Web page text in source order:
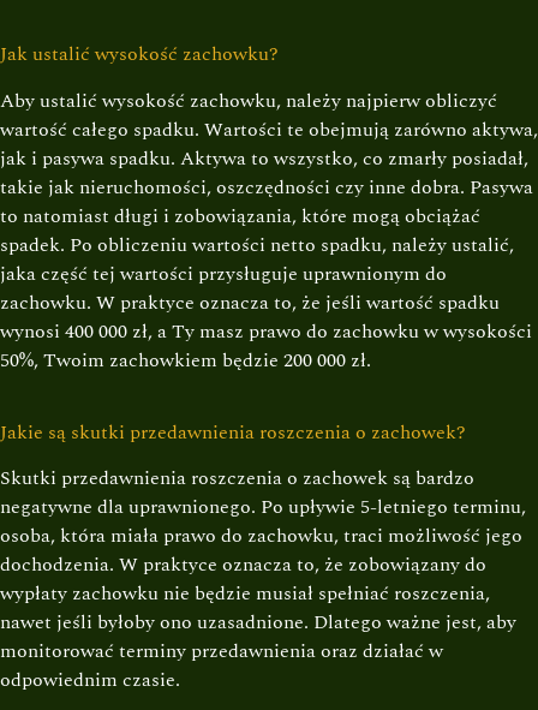
Jak ustalić wysokość zachowku?
Aby ustalić wysokość zachowku, należy najpierw obliczyć
wartość całego spadku. Wartości te obejmują zarówno aktywa,
jak i pasywa spadku. Aktywa to wszystko, co zmarły posiadał,
takie jak nieruchomości, oszczędności czy inne dobra. Pasywa
to natomiast długi i zobowiązania, które mogą obciążać
spadek. Po obliczeniu wartości netto spadku, należy ustalić,
jaka część tej wartości przysługuje uprawnionym do
zachowku. W praktyce oznacza to, że jeśli wartość spadku
wynosi 400 000 zł, a Ty masz prawo do zachowku w wysokości
50%, Twoim zachowkiem będzie 200 000 zł.
Jakie są skutki przedawnienia roszczenia o zachowek?
Skutki przedawnienia roszczenia o zachowek są bardzo
negatywne dla uprawnionego. Po upływie 5-letniego terminu,
osoba, która miała prawo do zachowku, traci możliwość jego
dochodzenia. W praktyce oznacza to, że zobowiązany do
wypłaty zachowku nie będzie musiał spełniać roszczenia,
nawet jeśli byłoby ono uzasadnione. Dlatego ważne jest, aby
monitorować terminy przedawnienia oraz działać w
odpowiednim czasie.